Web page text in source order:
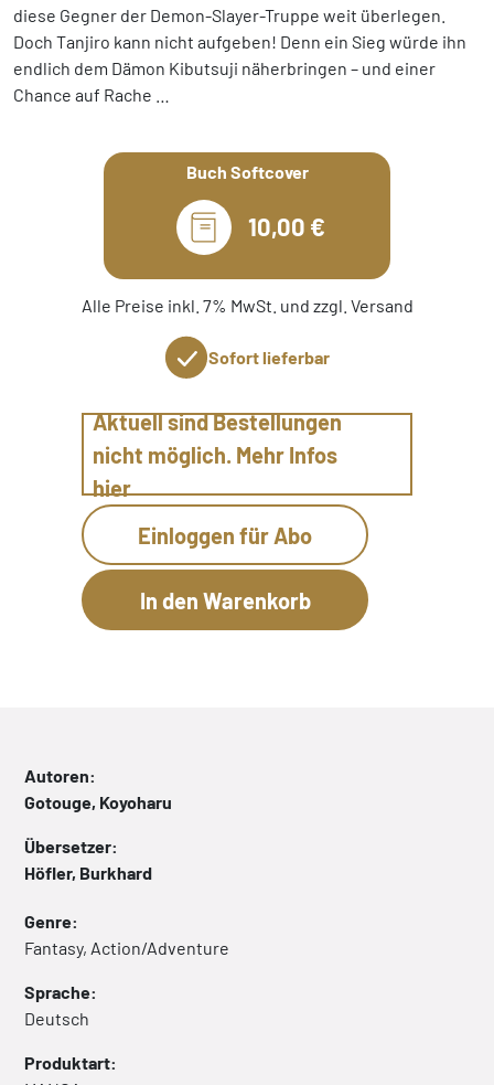
diese Gegner der Demon-Slayer-Truppe weit überlegen.
Doch Tanjiro kann nicht aufgeben! Denn ein Sieg würde ihn
endlich dem Dämon Kibutsuji näherbringen – und einer
Chance auf Rache …
Buch Softcover
10,00 €
Alle Preise inkl. 7% MwSt. und zzgl. Versand
Sofort lieferbar
Aktuell sind Bestellungen
nicht möglich. Mehr Infos
hier
Einloggen für Abo
Autoren:
Gotouge, Koyoharu
Übersetzer:
Höfler, Burkhard
Genre:
Fantasy, Action/Adventure
Sprache:
Deutsch
Produktart: